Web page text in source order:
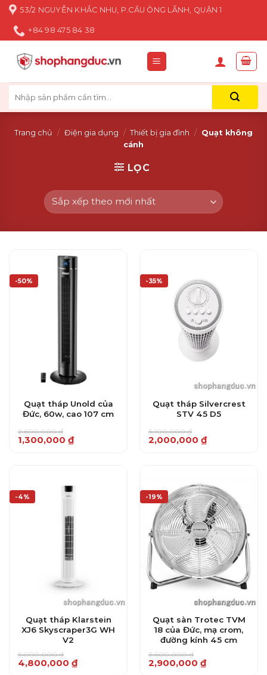
Skip
content
53/2 NGUYỄN KHẮC NHU, P.CẦU ÔNG LÃNH, QUẬN 1
+84 98 475 84 38
kiếm:
Trang chủ / Điện gia dụng / Thiết bị gia đình / Quạt không
cánh
LỌC
-50%
Quạt tháp Unold của
Đức, 60w, cao 107 cm
2,600,000₫
Giá
gốc
1,300,000 ₫
Giá
hiện
-35%
Quạt tháp Silvercrest
STV 45 D5
3,100,000₫
Giá
gốc
2,000,000 ₫
Giá
hiện
-4%
Quạt tháp Klarstein
XJ6 Skyscraper3G WH
V2
5,000,000₫
Giá
gốc
4,800,000 ₫
Giá
hiện
-19%
Quạt sàn Trotec TVM
18 của Đức, mạ crom,
đường kính 45 cm
3,600,000₫
Giá
gốc
2,900,000 ₫
Giá
hiện